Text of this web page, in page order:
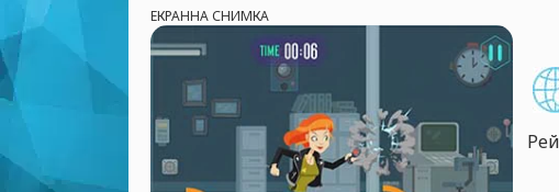
ЕКРАННА СНИМКА